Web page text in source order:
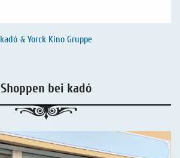
kadó & Yorck Kino Gruppe
Shoppen bei kadó